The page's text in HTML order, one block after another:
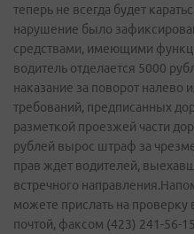
теперь не всегда будет
нарушение было
средствами, имеющими
водитель отделается 5000
наказание за поворот налево
требований, предписанных
разметкой проезжей части
рублей вырос штраф за
прав ждет водителей,
встречного
можете прислать на
почтой, факсом (423) 241-56-